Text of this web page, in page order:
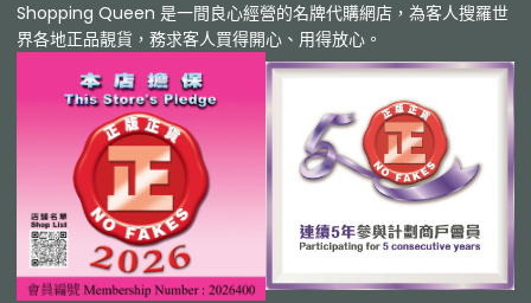
Shopping Queen 是一間良心經營的名牌代購網店，為客人搜羅世
界各地正品靚貨，務求客人買得開心、用得放心。